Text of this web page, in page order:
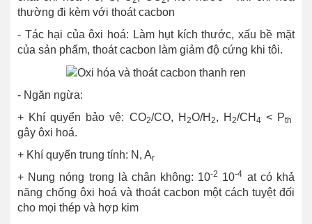
thường đi kèm với thoát cacbon
- Tác hại của ôxi hoá: Làm hụt kích thước, xấu bề mặt
của sản phẩm, thoát cacbon làm giảm độ cứng khi tôi.
- Ngăn ngừa:
+ Khí quyển bảo vệ: CO2/CO, H 2O/H­­­­ 2, H 2/CH 4 < Pth
gây ôxi hoá.
+ Khí quyển trung tính: N, Ar
+ Nung nóng trong là chân không: 10-2 10-4 at có khả
năng chống ôxi hoá và thoát cacbon một cách tuyệt đối
cho mọi thép và hợp kim